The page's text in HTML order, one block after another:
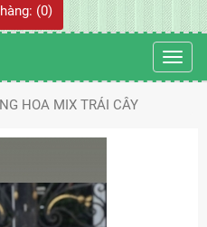
(0)
HOA MIX TRÁI CÂY